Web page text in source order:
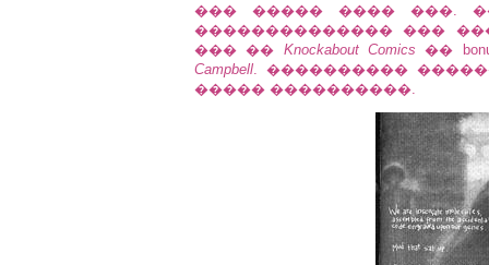
��� ����� ���� ���. ��
�������������� ���
��� �� Knockabout Comics ��
Campbell. ����������
����� ����������.